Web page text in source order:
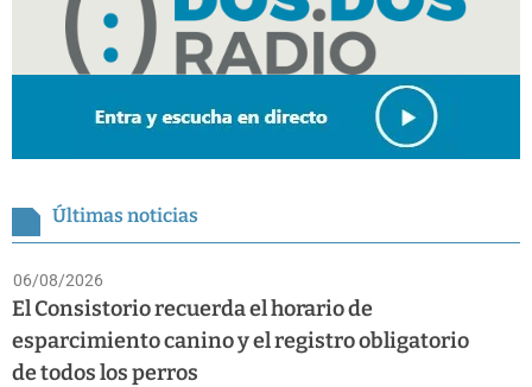
Últimas noticias
06/08/2026
El Consistorio recuerda el horario de
esparcimiento canino y el registro obligatorio
de todos los perros